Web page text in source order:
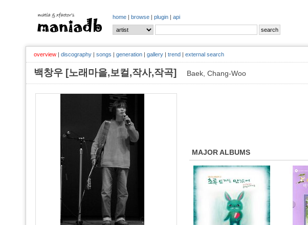
home | browse | plugin | api
overview | discography | songs | generation | gallery | trend | external search
백창우 [노래마을,보컬,작사,작곡] Baek, Chang-Woo
MAJOR ALBUMS